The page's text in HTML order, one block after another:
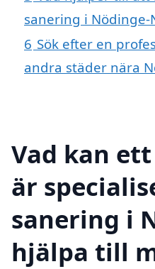
sanering i Nödinge-
6 Sök efter en
andra städer nära
Vad kan
är
sanering i
hjälpa till